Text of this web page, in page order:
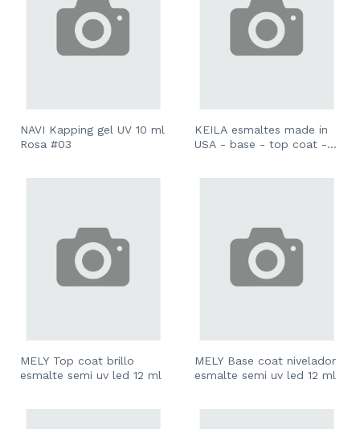
NAVI Kapping gel UV 10 ml
Rosa #03
KEILA esmaltes made in
USA - base - top coat -
MELY Top coat brillo
esmalte semi uv led 12 ml
MELY Base coat nivelador
esmalte semi uv led 12 ml